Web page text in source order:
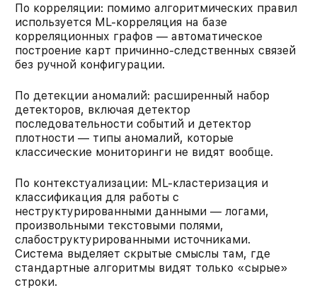
По корреляции: помимо алгоритмических правил
используется ML-корреляция на базе
корреляционных графов — автоматическое
построение карт причинно-следственных связей
без ручной конфигурации.
По детекции аномалий: расширенный набор
детекторов, включая детектор
последовательности событий и детектор
плотности — типы аномалий, которые
классические мониторинги не видят вообще.
По контекстуализации: ML-кластеризация и
классификация для работы с
неструктурированными данными — логами,
произвольными текстовыми полями,
слабоструктурированными источниками.
Система выделяет скрытые смыслы там, где
стандартные алгоритмы видят только «сырые»
строки.